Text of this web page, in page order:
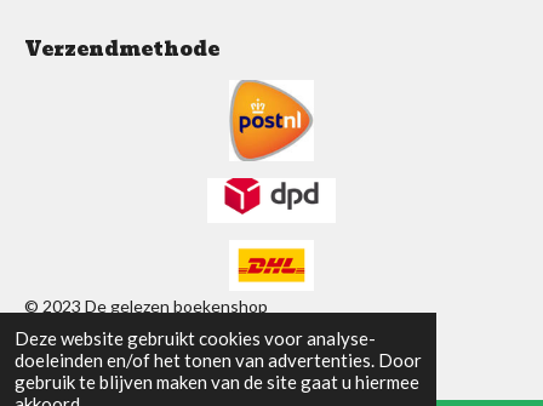
Deze website gebruikt cookies voor analyse-
doeleinden en/of het tonen van advertenties. Door
gebruik te blijven maken van de site gaat u hiermee
Verzendmethode
© 2023 De gelezen boekenshop
Powered byJouwWeb